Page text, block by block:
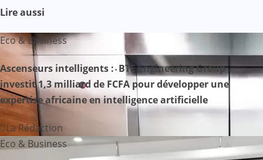
a
t
i
o
n
Lire aussi
Eco & Business
Ascenseurs intelligents : BTE Engineering Group
investit 1,3 milliard de FCFA pour développer une
expertise africaine en intelligence artificielle
La Rédaction
Eco & Business